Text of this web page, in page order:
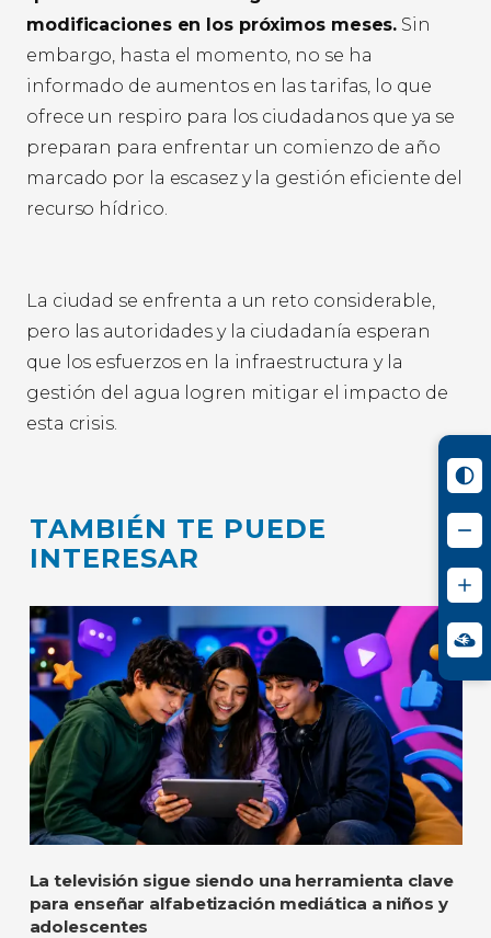
modificaciones en los próximos meses. Sin
embargo, hasta el momento, no se ha
informado de aumentos en las tarifas, lo que
ofrece un respiro para los ciudadanos que ya se
preparan para enfrentar un comienzo de año
marcado por la escasez y la gestión eficiente del
recurso hídrico.
La ciudad se enfrenta a un reto considerable,
pero las autoridades y la ciudadanía esperan
que los esfuerzos en la infraestructura y la
gestión del agua logren mitigar el impacto de
esta crisis.
TAMBIÉN TE PUEDE
INTERESAR
La televisión sigue siendo una herramienta clave
para enseñar alfabetización mediática a niños y
adolescentes